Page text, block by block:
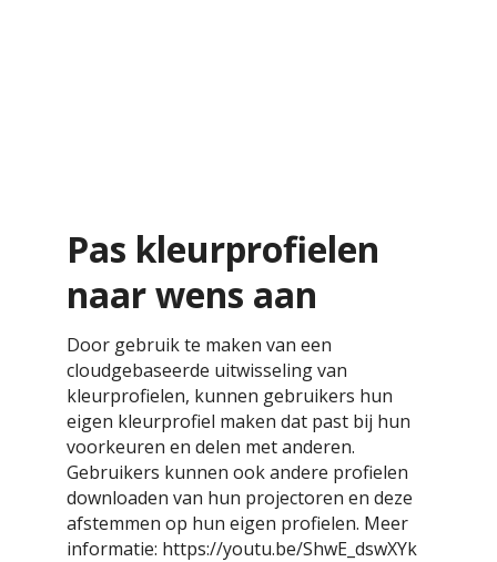
Pas kleurprofielen
naar wens aan
Door gebruik te maken van een
cloudgebaseerde uitwisseling van
kleurprofielen, kunnen gebruikers hun
eigen kleurprofiel maken dat past bij hun
voorkeuren en delen met anderen.
Gebruikers kunnen ook andere profielen
downloaden van hun projectoren en deze
afstemmen op hun eigen profielen. Meer
informatie: https://youtu.be/ShwE_dswXYk